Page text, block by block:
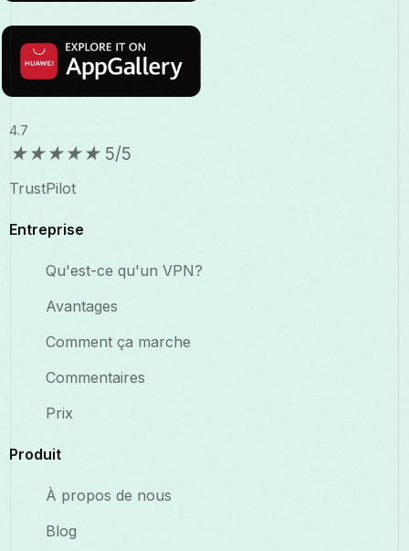
4.7
★★★★★ 5/5
TrustPilot
Entreprise
Qu'est-ce qu'un VPN?
Avantages
Comment ça marche
Commentaires
Prix
Produit
À propos de nous
Blog